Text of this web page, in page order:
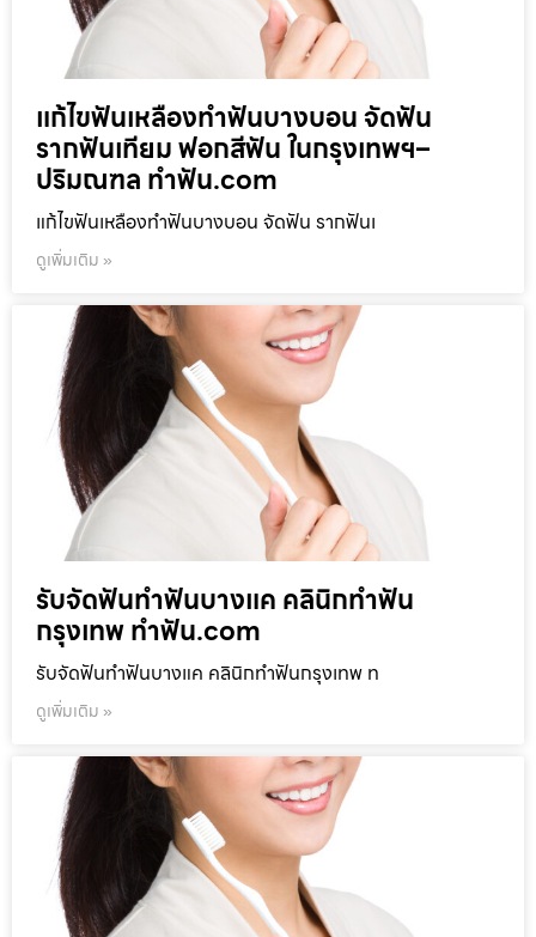
แก้ไขฟันเหลืองทำฟันบางบอน จัดฟัน
รากฟันเทียม ฟอกสีฟัน ในกรุงเทพฯ–
ปริมณฑล ทำฟัน.com
แก้ไขฟันเหลืองทำฟันบางบอน จัดฟัน รากฟันเ
ดูเพิ่มเติม »
รับจัดฟันทำฟันบางแค คลินิกทำฟัน
กรุงเทพ ทำฟัน.com
รับจัดฟันทำฟันบางแค คลินิกทำฟันกรุงเทพ ท
ดูเพิ่มเติม »